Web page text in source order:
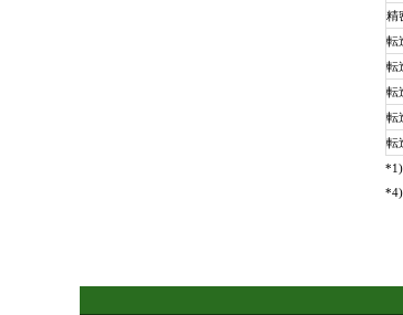
精
転
転
転
転
転